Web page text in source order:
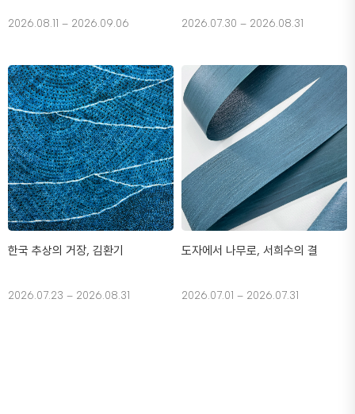
2026.08.11 – 2026.09.06 2026.07.30 – 2026.08.31
한국 추상의 거장, 김환기
2026.07.23 – 2026.08.31
도자에서 나무로, 서희수의 결
2026.07.01 – 2026.07.31